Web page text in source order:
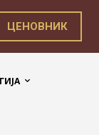
ЦЕНОВНИК